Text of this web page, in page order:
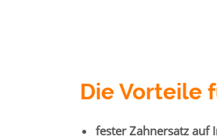
Die Vorteile
fester Zahnersatz auf